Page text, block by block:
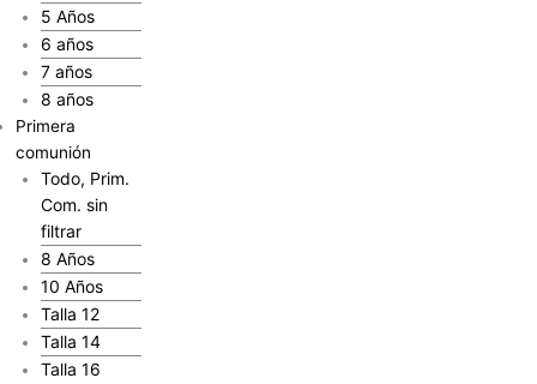
5 Años
6 años
7 años
8 años
Primera
comunión
Todo, Prim.
Com. sin
filtrar
8 Años
10 Años
Talla 12
Talla 14
Talla 16